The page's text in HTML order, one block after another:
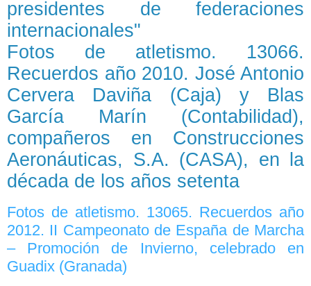
presidentes de federaciones
internacionales"
Fotos de atletismo. 13066.
Recuerdos año 2010. José Antonio
Cervera Daviña (Caja) y Blas
García Marín (Contabilidad),
compañeros en Construcciones
Aeronáuticas, S.A. (CASA), en la
década de los años setenta
Fotos de atletismo. 13065. Recuerdos año
2012. II Campeonato de España de Marcha
– Promoción de Invierno, celebrado en
Guadix (Granada)